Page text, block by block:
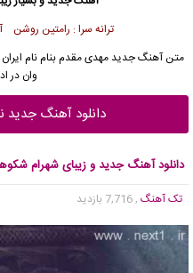
ترانه سرا : رامتین
متن آهنگ جدید مهدی مقدم بنام نام
وان در
دانلود آهنگ جدید
دانلود آهنگ جدید و زیبای شهرام
تک آهنگ , 7,716 بازدید